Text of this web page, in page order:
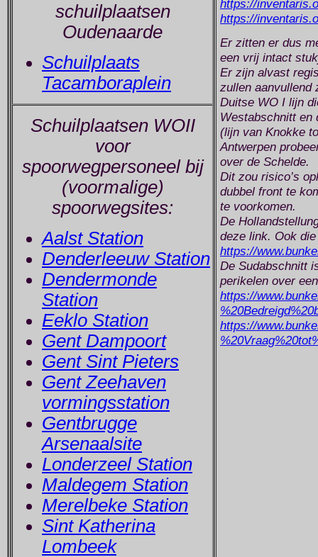
schuilplaatsen
Oudenaarde
Schuilplaats
Tacamboraplein
Schuilplaatsen WOII
voor
spoorwegpersoneel bij
(voormalige)
spoorwegsites:
Aalst Station
Denderleeuw Station
Dendermonde
Station
Eeklo Station
Gent Dampoort
Gent Sint Pieters
Gent Zeehaven
vormingsstation
Gentbrugge
Arsenaalsite
Londerzeel Station
Maldegem Station
Merelbeke Station
Sint Katherina
Lombeek
https://
https://
Er zitten er dus
een vrij intact
Er zijn alvast
zullen aanvullend
Duitse WO I lijn
Westabschnitt en
(lijn van Knokke
Antwerpen
over de Schelde.
Dit zou risico’s
dubbel front te
te voorkomen.
De
deze link. Ook
https://
De Sudabschnitt
perikelen over
https://
https://